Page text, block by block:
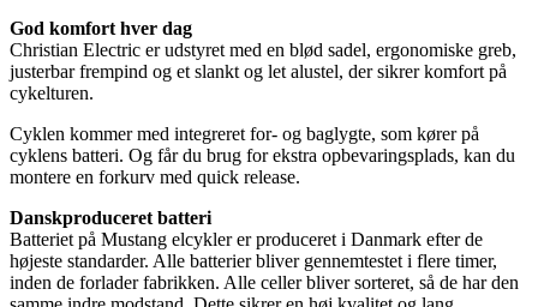
God komfort hver dag
Christian Electric er udstyret med en blød sadel, ergonomiske greb,
justerbar frempind og et slankt og let alustel, der sikrer komfort på
cykelturen.
Cyklen kommer med integreret for- og baglygte, som kører på
cyklens batteri. Og får du brug for ekstra opbevaringsplads, kan du
montere en forkurv med quick release.
Danskproduceret batteri
Batteriet på Mustang elcykler er produceret i Danmark efter de
højeste standarder. Alle batterier bliver gennemtestet i flere timer,
inden de forlader fabrikken. Alle celler bliver sorteret, så de har den